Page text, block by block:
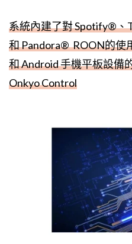
系統內建了對 Spotify®
和 Pandora® ROON的使
和 Android 手機平板設備
Onkyo Control